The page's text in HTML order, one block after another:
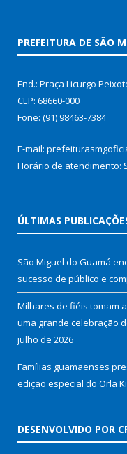
PREFEITURA DE SÃO
End.: Praça Licurgo
CEP: 68660-000
Fone: (91) 98463-7384
E-mail:
Horário de atendimento:
ÚLTIMAS
São Miguel do Guamá
sucesso de público e
Milhares de fiéis tomam
uma grande celebração
julho de 2026
Famílias guamaenses
edição especial do Orla
DESENVOLVIDO POR